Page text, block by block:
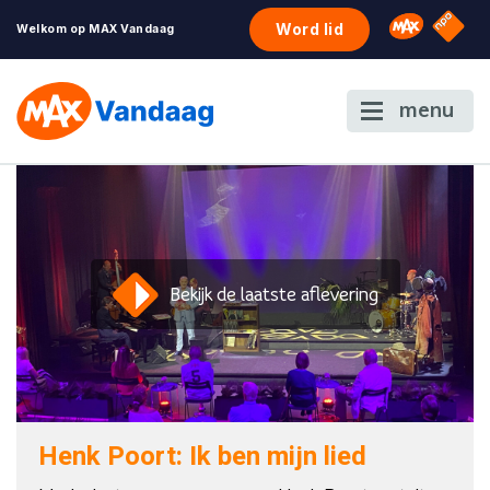
Welkom op MAX Vandaag Word lid Omroep
NPO
menu
Bekijk de laatste aflevering
Henk Poort: Ik ben mijn lied